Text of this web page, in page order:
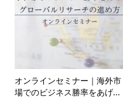
オンラインセミナー｜海外市
場でのビジネス勝率をあげ...